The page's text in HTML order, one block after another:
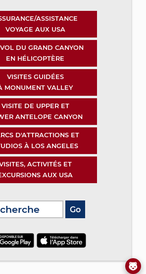
ASSISTANCE
VOYAGE AUX USA
DU GRAND CANYON
EN HÉLICOPTÈRE
VISITES GUIDÉES
MONUMENT VALLEY
VISITE DE UPPER ET
ANTELOPE CANYON
D'ATTRACTIONS ET
À LOS ANGELES
ACTIVITÉS ET
AUX USA